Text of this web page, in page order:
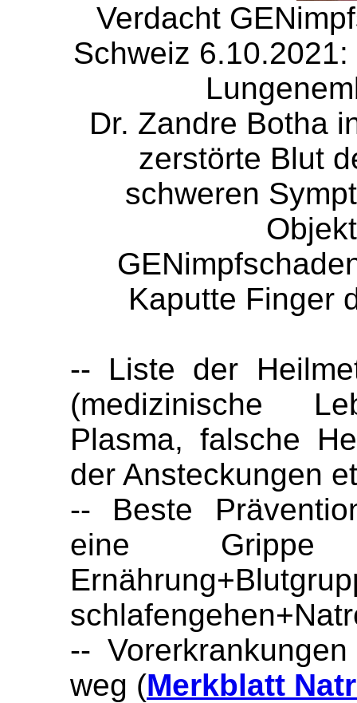
Verdacht
Schweiz
Dr. Zandre Botha
zerstörte Blut
schweren
Kaputte Finger
-- Liste der
(medizinische
Plasma, falsche
der Ansteckungen
-- Beste
eine Grippe
--
weg (Merkblatt